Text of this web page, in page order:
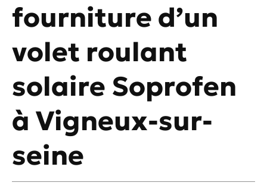
fourniture d’un
volet roulant
solaire Soprofen
à Vigneux-sur-
seine